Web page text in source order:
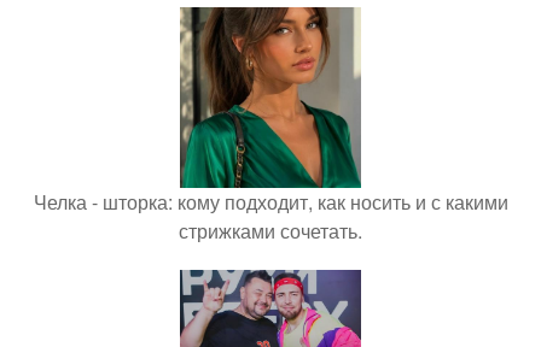
Челка - шторка: кому подходит, как носить и с какими
стрижками сочетать.